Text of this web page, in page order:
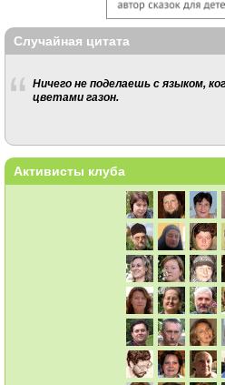
Случайная цитата
Ничего не поделаешь с языком,
цветами газон.
Активисты клуба